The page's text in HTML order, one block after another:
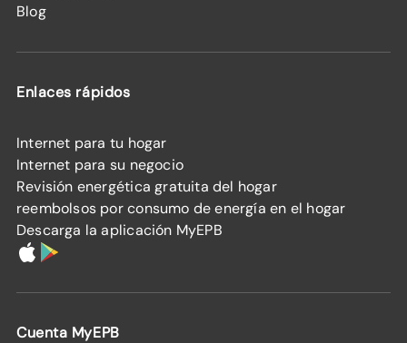
Blog
Enlaces rápidos
Internet para tu hogar
Internet para su negocio
Revisión energética gratuita del hogar
reembolsos por consumo de energía en el hogar
Descarga la aplicación MyEPB
Cuenta MyEPB